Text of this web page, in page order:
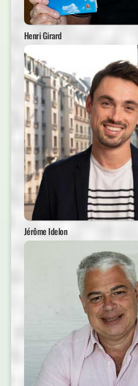
Henri Girard
Jérôme Idelon